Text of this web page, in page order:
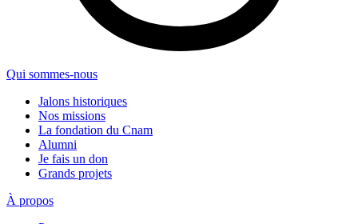
Qui sommes-nous
Jalons historiques
Nos missions
La fondation du Cnam
Alumni
Je fais un don
Grands projets
À propos